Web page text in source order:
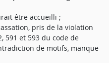
être accueilli ;
pris de la violation
591 et 593 du code de
de motifs, manque